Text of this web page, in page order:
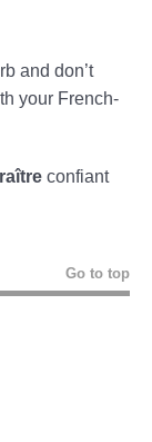
and don’t
your French-
confiant
Go to top